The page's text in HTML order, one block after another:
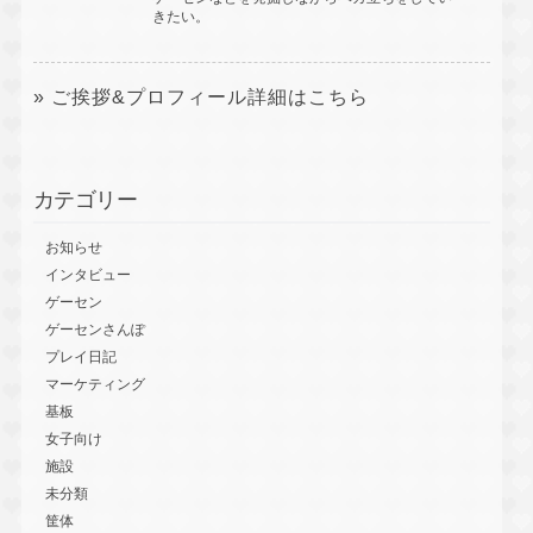
きたい。
» ご挨拶&プロフィール詳細はこちら
カテゴリー
お知らせ
インタビュー
ゲーセン
ゲーセンさんぽ
プレイ日記
マーケティング
基板
女子向け
施設
未分類
筐体